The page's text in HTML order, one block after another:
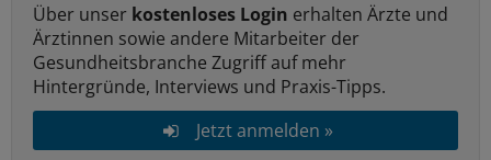
Über unser kostenloses Login erhalten Ärzte und
Ärztinnen sowie andere Mitarbeiter der
Gesundheitsbranche Zugriff auf mehr
Hintergründe, Interviews und Praxis-Tipps.
Jetzt anmelden »